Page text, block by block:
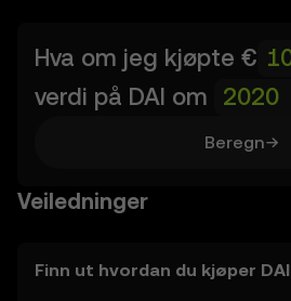
Hva om jeg kjøpte €
verdi på DAI om 2020
Beregn
Veiledninger
Finn ut hvordan du kjøper DAI